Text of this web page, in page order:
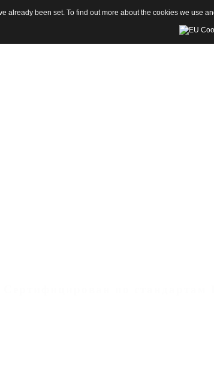
been set. To find out more about the cookies we use